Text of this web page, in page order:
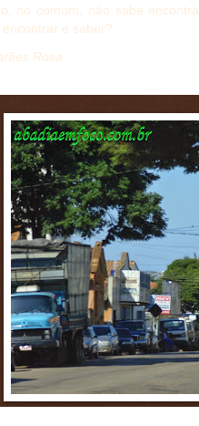
no comum, não sabe
encontrar e saber?
Rosa